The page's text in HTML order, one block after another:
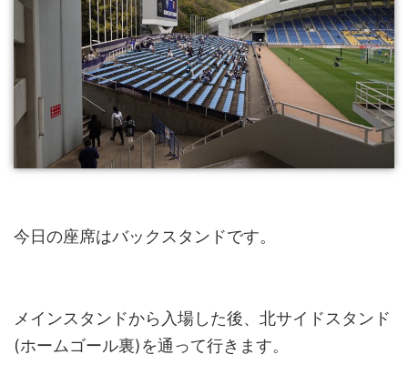
今日の座席はバックスタンドです。
メインスタンドから入場した後、北サイドスタンド
(ホームゴール裏)を通って行きます。